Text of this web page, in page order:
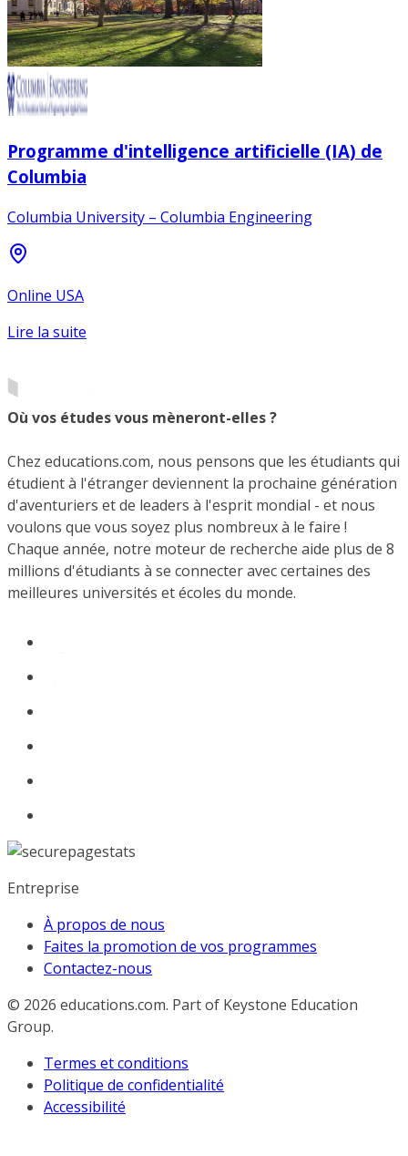
Programme d'intelligence artificielle (IA) de
Columbia
Columbia University – Columbia Engineering
Online USA
Lire la suite
Où vos études vous mèneront-elles ?
Chez educations.com, nous pensons que les étudiants qui
étudient à l'étranger deviennent la prochaine génération
d'aventuriers et de leaders à l'esprit mondial - et nous
voulons que vous soyez plus nombreux à le faire !
Chaque année, notre moteur de recherche aide plus de 8
millions d'étudiants à se connecter avec certaines des
meilleures universités et écoles du monde.
Entreprise
À propos de nous
Faites la promotion de vos programmes
Contactez-nous
© 2026 educations.com. Part of Keystone Education
Group.
Termes et conditions
Politique de confidentialité
Accessibilité